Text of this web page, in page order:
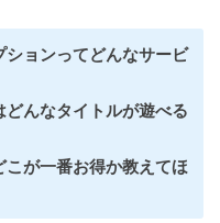
ョンってどんなサービ
んなタイトルが遊べる
が一番お得か教えてほ